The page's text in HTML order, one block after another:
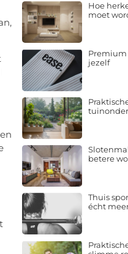
Hoe
moet
Premium
jezelf
betere
Thuis
écht